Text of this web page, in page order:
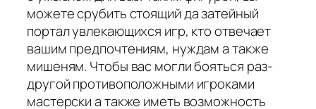
можете срубить стоящий да затейный
портал увлекающихся игр, кто отвечает
вашим предпочтениям, нуждам а также
мишеням. Чтобы вас могли бояться раз-
другой противоположными игроками
мастерски а также иметь возможность